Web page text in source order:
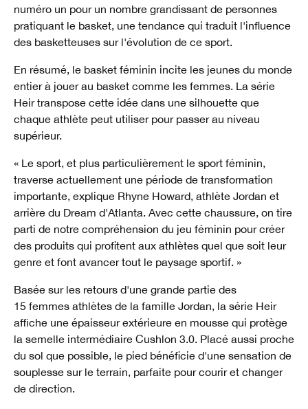
numéro un pour un nombre grandissant de personnes
pratiquant le basket, une tendance qui traduit l'influence
des basketteuses sur l'évolution de ce sport.
En résumé, le basket féminin incite les jeunes du monde
entier à jouer au basket comme les femmes. La série
Heir transpose cette idée dans une silhouette que
chaque athlète peut utiliser pour passer au niveau
supérieur.
« Le sport, et plus particulièrement le sport féminin,
traverse actuellement une période de transformation
importante, explique Rhyne Howard, athlète Jordan et
arrière du Dream d'Atlanta. Avec cette chaussure, on tire
parti de notre compréhension du jeu féminin pour créer
des produits qui profitent aux athlètes quel que soit leur
genre et font avancer tout le paysage sportif. »
Basée sur les retours d'une grande partie des
15 femmes athlètes de la famille Jordan, la série Heir
affiche une épaisseur extérieure en mousse qui protège
la semelle intermédiaire Cushlon 3.0. Placé aussi proche
du sol que possible, le pied bénéficie d'une sensation de
souplesse sur le terrain, parfaite pour courir et changer
de direction.